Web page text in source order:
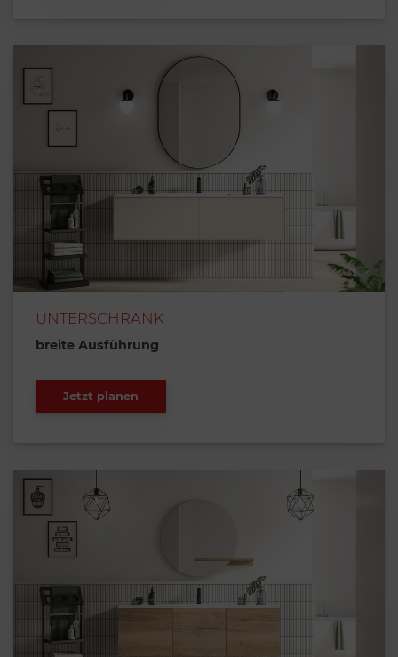
UNTERSCHRANK
breite Ausführung
Jetzt planen